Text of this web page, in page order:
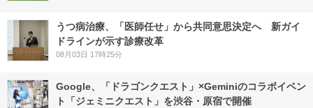
うつ病治療、「医師任せ」から共同意思決定へ 新ガイ
ドラインが示す診療改革
08月03日 17時25分
Google、「ドラゴンクエスト」×Geminiのコラボイベン
ト「ジェミニクエスト」を渋谷・原宿で開催